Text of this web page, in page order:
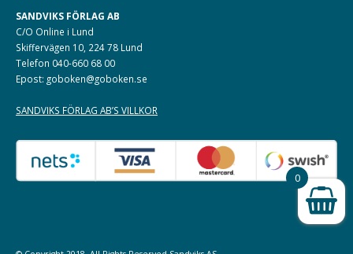
SANDVIKS FÖRLAG AB
C/O Online i Lund
Skiffervägen 10, 224 78 Lund
Telefon 040-660 68 00
Epost: goboken@goboken.se
SANDVIKS FÖRLAG AB’S VILLKOR
0